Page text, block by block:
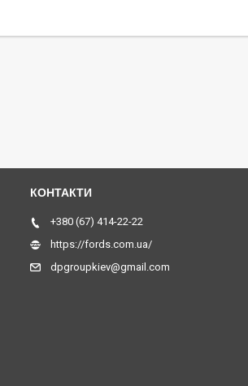
+380 (67) 414-22-22
https://fords.com.ua/
dpgroupkiev@gmail.com